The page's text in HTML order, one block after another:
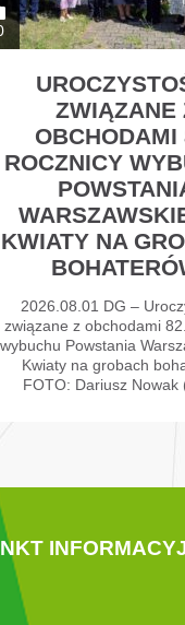
ZWIĄZANE
OBCHODAMI
ROCZNICY
KWIATY NA
2026.08.01 DG –
związane z obchodami
wybuchu Powstania
Kwiaty na grobach
FOTO: Dariusz Nowak